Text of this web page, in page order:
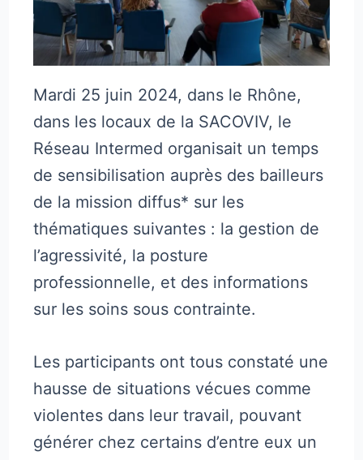
Mardi 25 juin 2024, dans le Rhône,
dans les locaux de la SACOVIV, le
Réseau Intermed organisait un temps
de sensibilisation auprès des bailleurs
de la mission diffus* sur les
thématiques suivantes : la gestion de
l’agressivité, la posture
professionnelle, et des informations
sur les soins sous contrainte.
Les participants ont tous constaté une
hausse de situations vécues comme
violentes dans leur travail, pouvant
générer chez certains d’entre eux un